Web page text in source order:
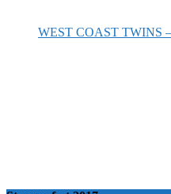
WEST COAST TWINS –